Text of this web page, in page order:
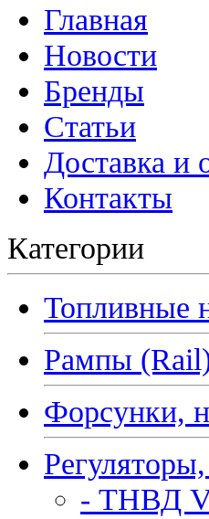
Главная
Новости
Бренды
Статьи
Доставка и
Контакты
Категории
Топливные
Рампы
Форсунки,
- ТНВД